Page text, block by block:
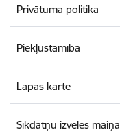
Privātuma politika
Piekļūstamība
Lapas karte
Sīkdatņu izvēles maiņa